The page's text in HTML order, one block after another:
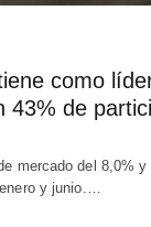
como
43% de
mercado del 8,0% y
y junio.…